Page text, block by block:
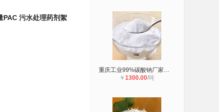
PAC 污水处理药剂絮
重庆工业99%碳酸钠厂家批发 玻璃制造
￥ 1300.00/吨